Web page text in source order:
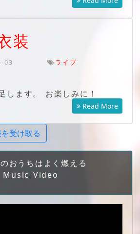
装
03 ライブ
します。 お楽しみに！
Read More
受け取る
おうちはよく燃える
Music Video